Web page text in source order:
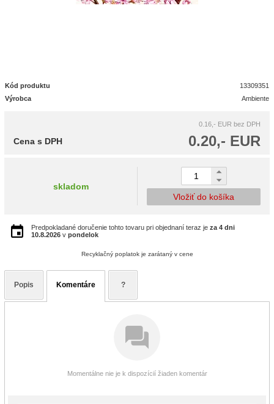
Kód produktu
13309351
Výrobca
Ambiente
0.16,- EUR bez DPH
0.20,- EUR
Cena s DPH
skladom
Vložiť do košíka
Predpokladané doručenie tohto tovaru pri objednaní teraz je za 4 dni
10.8.2026 v pondelok
Recyklačný poplatok je zarátaný v cene
Popis Komentáre ?
Momentálne nie je k dispozícií žiaden komentár